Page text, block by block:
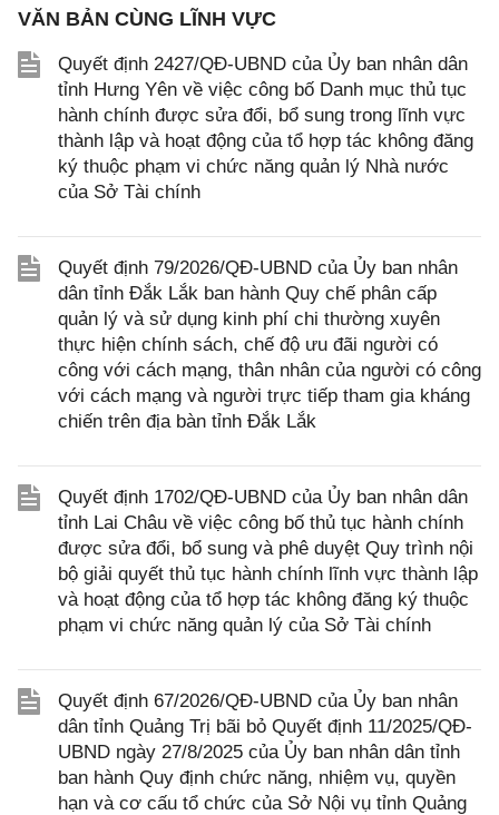
VĂN BẢN CÙNG LĨNH VỰC
Quyết định 2427/QĐ-UBND của Ủy ban nhân dân
tỉnh Hưng Yên về việc công bố Danh mục thủ tục
hành chính được sửa đổi, bổ sung trong lĩnh vực
thành lập và hoạt động của tổ hợp tác không đăng
ký thuộc phạm vi chức năng quản lý Nhà nước
của Sở Tài chính
Quyết định 79/2026/QĐ-UBND của Ủy ban nhân
dân tỉnh Đắk Lắk ban hành Quy chế phân cấp
quản lý và sử dụng kinh phí chi thường xuyên
thực hiện chính sách, chế độ ưu đãi người có
công với cách mạng, thân nhân của người có công
với cách mạng và người trực tiếp tham gia kháng
chiến trên địa bàn tỉnh Đắk Lắk
Quyết định 1702/QĐ-UBND của Ủy ban nhân dân
tỉnh Lai Châu về việc công bố thủ tục hành chính
được sửa đổi, bổ sung và phê duyệt Quy trình nội
bộ giải quyết thủ tục hành chính lĩnh vực thành lập
và hoạt động của tổ hợp tác không đăng ký thuộc
phạm vi chức năng quản lý của Sở Tài chính
Quyết định 67/2026/QĐ-UBND của Ủy ban nhân
dân tỉnh Quảng Trị bãi bỏ Quyết định 11/2025/QĐ-
UBND ngày 27/8/2025 của Ủy ban nhân dân tỉnh
ban hành Quy định chức năng, nhiệm vụ, quyền
hạn và cơ cấu tổ chức của Sở Nội vụ tỉnh Quảng